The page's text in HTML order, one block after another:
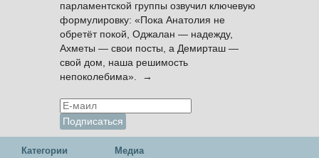
парламентской группы озвучил ключевую
формулировку: «Пока Анатолия не
обретёт покой, Оджалан — надежду,
Ахметы — свои посты, а Демирташ —
свой дом, наша решимость
непоколебима». →
Категории Медиа